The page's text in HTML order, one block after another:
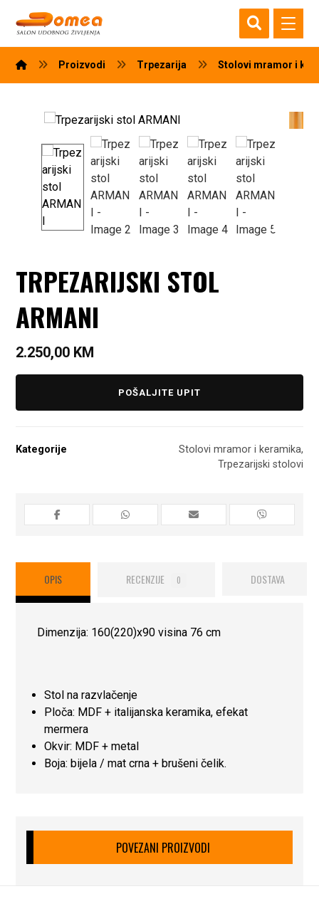
Proizvodi Trpezarija Stolovi mramor i
TRPEZARIJSKI STOL
ARMANI
2.250,00 KM
POŠALJITE UPIT
Kategorije Stolovi mramor i keramika,
Trpezarijski stolovi
OPIS RECENZIJE 0 DOSTAVA
Dimenzija: 160(220)x90 visina 76 cm
Stol na razvlačenje
Ploča: MDF + italijanska keramika, efekat
mermera
Okvir: MDF + metal
Boja: bijela / mat crna + brušeni čelik.
POVEZANI PROIZVODI